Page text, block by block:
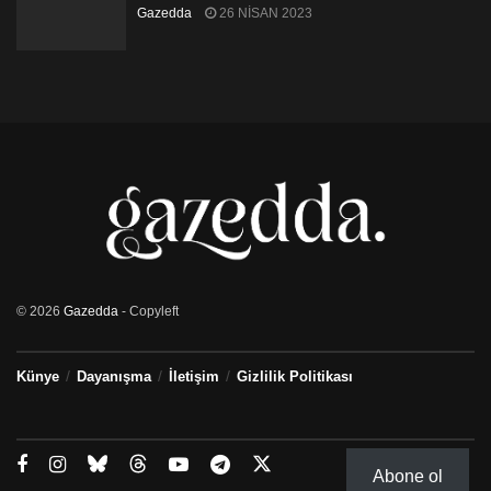
Gazedda 26 NISAN 2023
© 2026 Gazedda - Copyleft
Künye Dayanışma İletişim Gizlilik Politikası
Abone ol